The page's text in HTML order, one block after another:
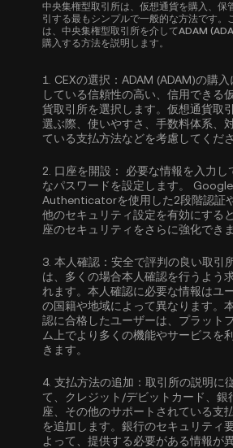
中央集権型取引所は、仮想通貨を購入、保
引する最もシンプルで一般的な方法です。
は、中央集権型取引所を介してADAM
購入する方法を説明します。
1. CEXの選択： ADAM (ADAM)の購入
している信頼性の高い、信用できる
貨取引所を選択します。仮想通貨取
選ぶ際、使いやすさ、手数料体系、
ている支払方法などを考慮してくださ
2. 口座を開設： 必要な情報を入力し
なパスワードを設定します。 Google
Authenticatorを使用した2段階認証
他のセキュリティ設定を有効にする
座のセキュリティをさらに強化できま
3. 本人確認： 安全で評判の良い取引
は、多くの場合本人確認を行うよう
れます。本人確認に必要な情報はユ
の国籍や地域によって異なります。
認に合格したユーザーは、プラット
ム上でより多くの機能やサービスを
きます。
4. 支払方法の追加： 取引所の説明に
て、クレジット/デビットカード、銀
座、その他のサポートされている支
を追加します。銀行のセキュリティ
よって、提供する必要がある情報が